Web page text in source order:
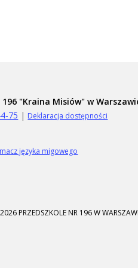
196 "Kraina Misiów" w
75 | Deklaracja dostępności
języka migowego
PRZEDSZKOLE NR 196 W